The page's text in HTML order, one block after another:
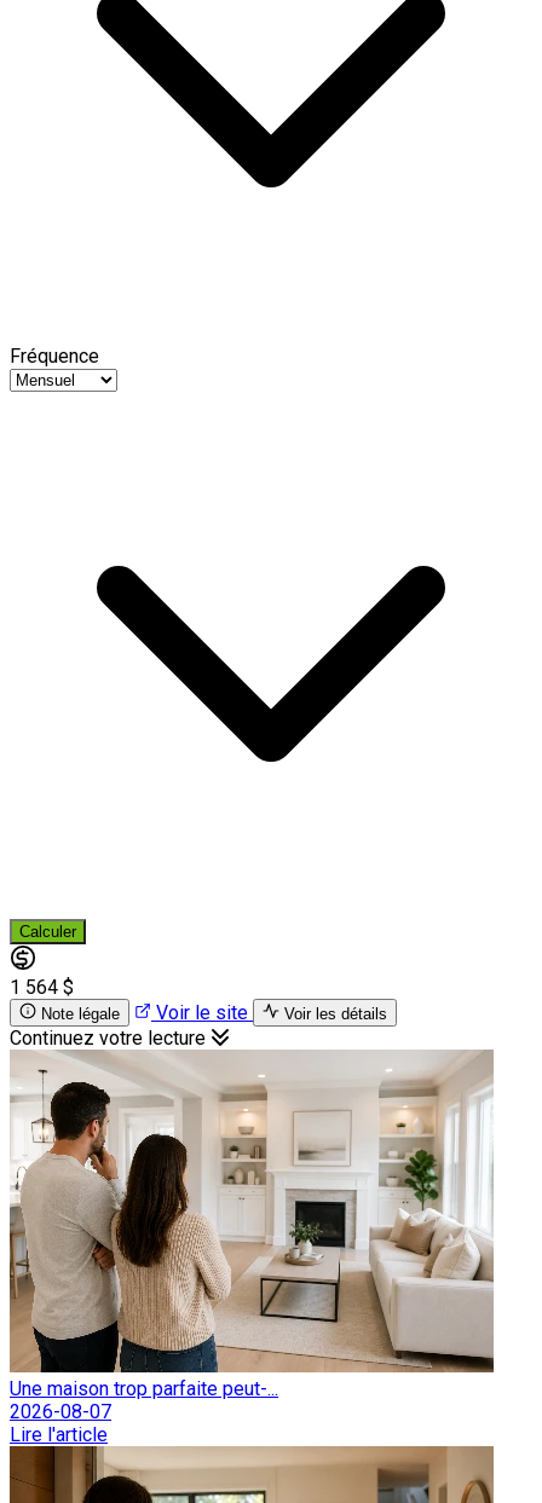
Fréquence
Calculer
1 564 $
Note légale Voir le site Voir les détails
Continuez votre lecture
Une maison trop parfaite peut-...
2026-08-07
Lire l'article